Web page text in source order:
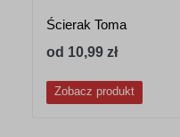
Ścierak Toma
od 10,99 zł
Zobacz produkt